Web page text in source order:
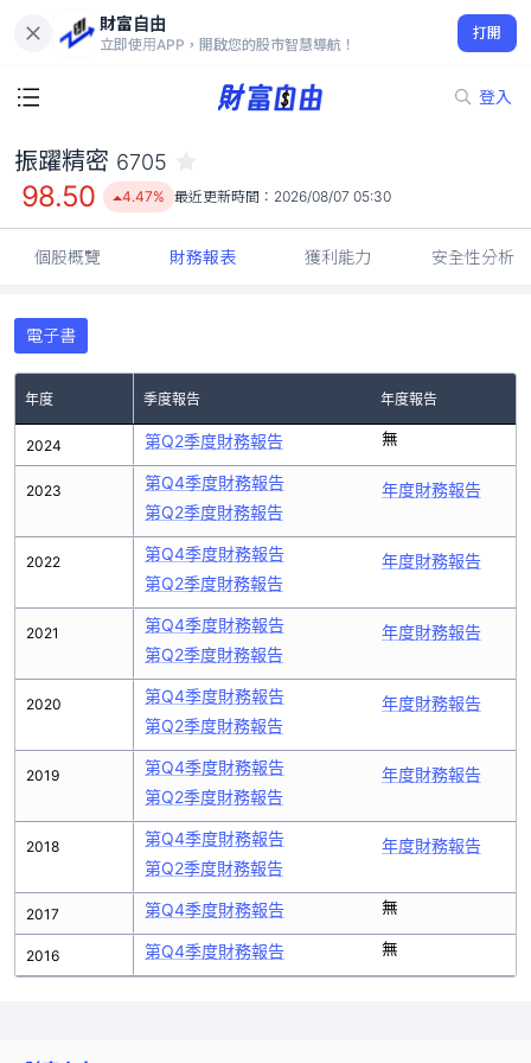
財富自由
立即使用APP，開啟您的股市智慧導航！
打開
登入
98.50
4.47%
振躍精密 6705
98.50 4.47% 最近更新時間： 2026/08/07 05:30
個股概覽 財務報表 獲利能力 安全性分析
電子書
年度 季度報告 年度報告
2024
2023
2022
2021
2020
2019
2018
2017
2016
第Q2季度財務報告 無
第Q4季度財務報告
第Q2季度財務報告
年度財務報告
第Q4季度財務報告
第Q2季度財務報告
年度財務報告
第Q4季度財務報告
第Q2季度財務報告
年度財務報告
第Q4季度財務報告
第Q2季度財務報告
年度財務報告
第Q4季度財務報告
第Q2季度財務報告
年度財務報告
第Q4季度財務報告
第Q2季度財務報告
年度財務報告
第Q4季度財務報告 無
第Q4季度財務報告 無